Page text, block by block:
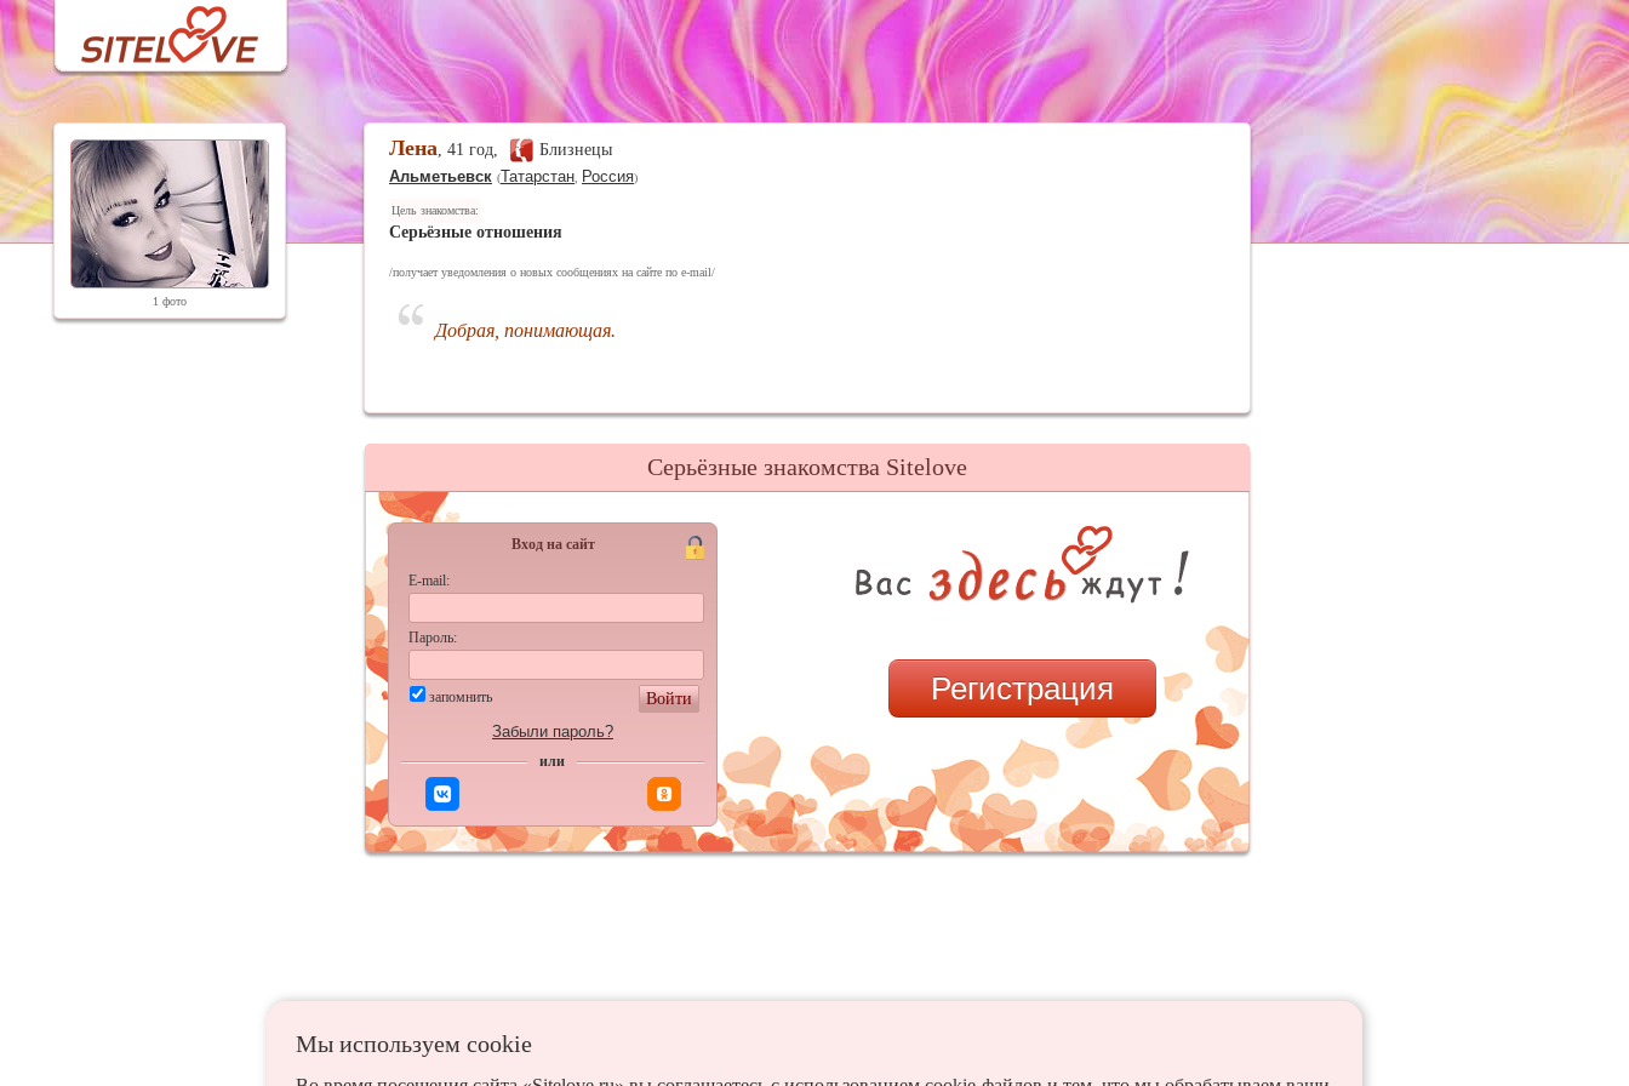
1 фото
Лена, 41 год,
Близнецы
Альметьевск (Татарстан Россия)
Цель знакомства:
Серьёзные отношения
/получает уведомления о новых сообщениях на сайте по e-mail/
Добрая, понимающая.
Мы используем сookie
Серьёзные знакомства Sitelove
Вход на сайт
E-mail:
Пароль:
запомнить
Войти
Забыли пароль?
или
Регистрация